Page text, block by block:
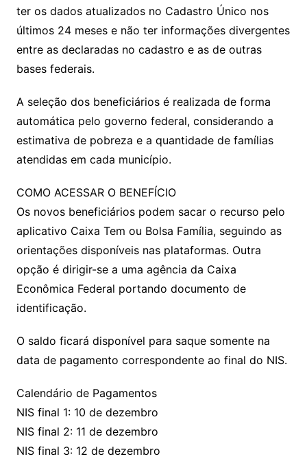
ter os dados atualizados no Cadastro Único nos
últimos 24 meses e não ter informações divergentes
entre as declaradas no cadastro e as de outras
bases federais.
A seleção dos beneficiários é realizada de forma
automática pelo governo federal, considerando a
estimativa de pobreza e a quantidade de famílias
atendidas em cada município.
COMO ACESSAR O BENEFÍCIO
Os novos beneficiários podem sacar o recurso pelo
aplicativo Caixa Tem ou Bolsa Família, seguindo as
orientações disponíveis nas plataformas. Outra
opção é dirigir-se a uma agência da Caixa
Econômica Federal portando documento de
identificação.
O saldo ficará disponível para saque somente na
data de pagamento correspondente ao final do NIS.
Calendário de Pagamentos
NIS final 1: 10 de dezembro
NIS final 2: 11 de dezembro
NIS final 3: 12 de dezembro